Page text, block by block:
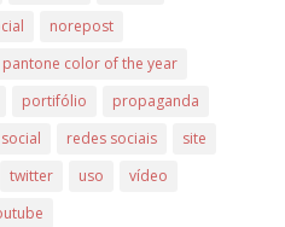
norepost
pantone color of the year
portifólio
propaganda
redes sociais
site
twitter uso
vídeo